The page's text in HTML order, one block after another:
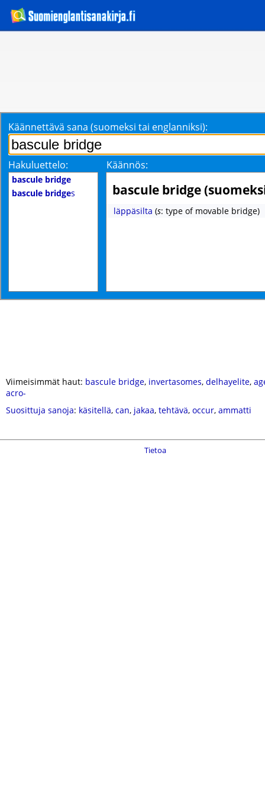
Käännettävä sana (suomeksi tai englanniksi):
Hakuluettelo: Käännös:
bascule bridge
bascule bridges bascule bridge
läppäsilta (s: type of movable bridge)
Viimeisimmät haut: bascule bridge, invertasomes, delhayelite,
acro-
Suosittuja sanoja: käsitellä, can, jakaa, tehtävä, occur, ammatti
Tietoa